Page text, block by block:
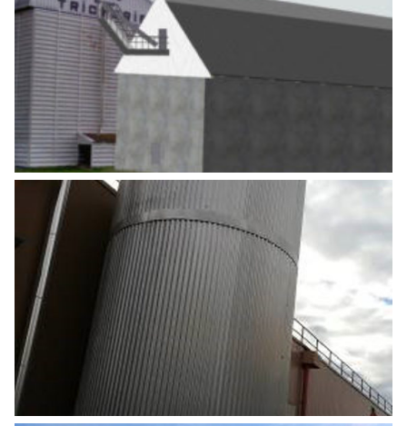
MISE EN PLACE D’UN ÉLÉVATEUR DE LA
FOSSE DE DÉCHARGEMENT ET
CONSTRUCTION D’UN SILO DE STOCKAGE
Agro Alimentaire
AUDITS ÉNERGÉTIQUES DE BÂTIMENTS
INDUSTRIELS 6 SITES
Agro Alimentaire , Industrie